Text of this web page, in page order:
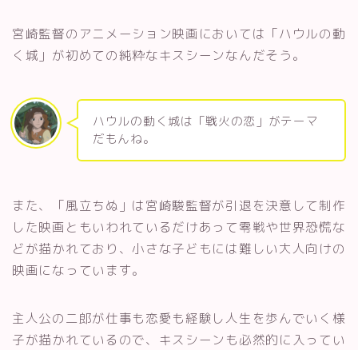
宮崎監督のアニメーション映画においては「ハウルの動
く城」が初めての純粋なキスシーンなんだそう。
ハウルの動く城は「戦火の恋」がテーマ
だもんね。
また、「風立ちぬ」は宮崎駿監督が引退を決意して制作
した映画ともいわれているだけあって零戦や世界恐慌な
どが描かれており、小さな子どもには難しい大人向けの
映画になっています。
主人公の二郎が仕事も恋愛も経験し人生を歩んでいく様
子が描かれているので、キスシーンも必然的に入ってい